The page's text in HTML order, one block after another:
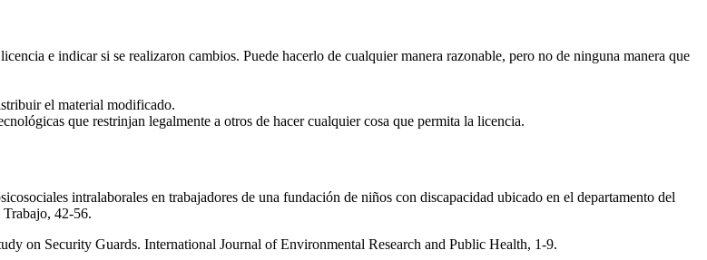
e indicar si se realizaron cambios. Puede hacerlo de cualquier manera razonable, pero no de ninguna manera que
el material modificado.
que restrinjan legalmente a otros de hacer cualquier cosa que permita la licencia.
intralaborales en trabajadores de una fundación de niños con discapacidad ubicado en el departamento del
42-56.
on Security Guards. International Journal of Environmental Research and Public Health, 1-9.